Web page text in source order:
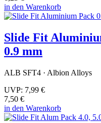
in den Warenkorb
Slide Fit
0.9 mm
ALB SFT4 · Albion Alloys
UVP: 7,99 €
7,50 €
in den Warenkorb